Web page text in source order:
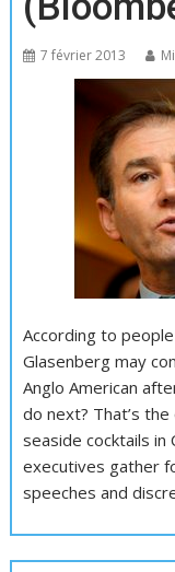
7 février 2013
According to
Glasenberg may
Anglo American
do next? That’s
seaside cocktails in
executives gather
speeches and